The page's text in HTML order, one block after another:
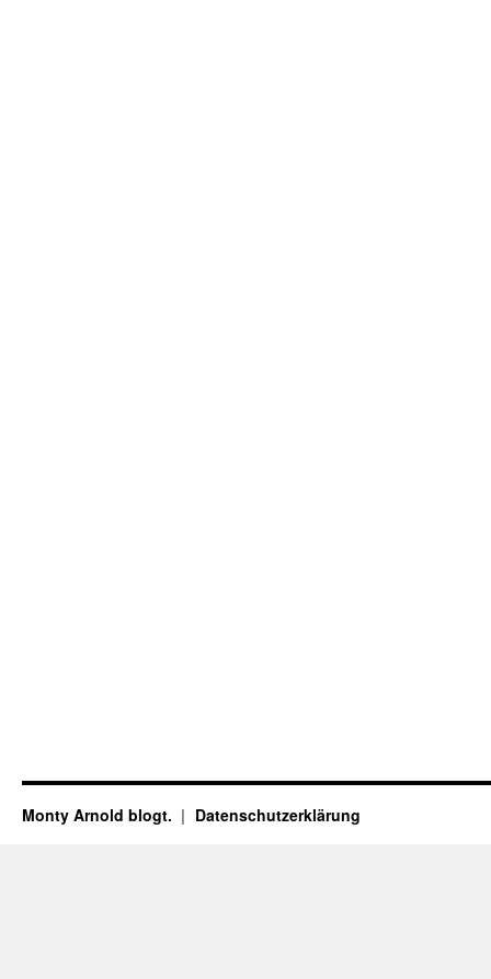
Monty Arnold blogt. Datenschutz­erklärung